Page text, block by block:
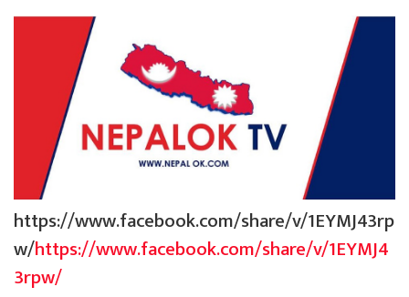
https://www.facebook.com/share/v/1EYMJ43rp
w/https://www.facebook.com/share/v/1EYMJ4
3rpw/